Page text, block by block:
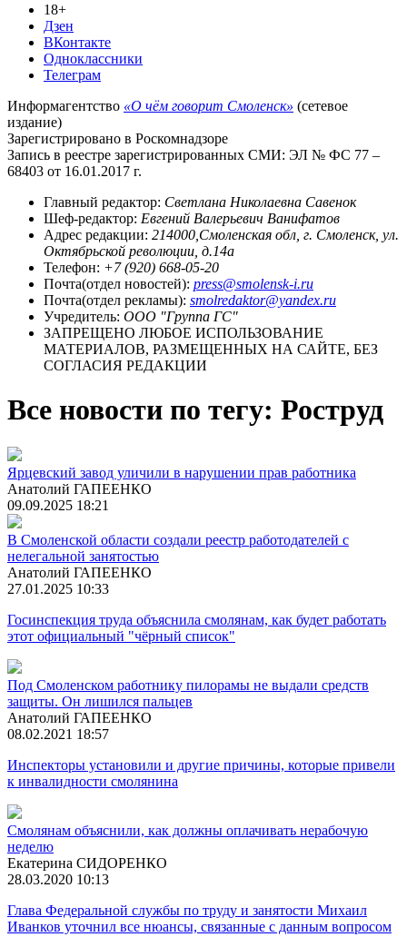
18+
Дзен
ВКонтакте
Одноклассники
Телеграм
Информагентство «О чём говорит Смоленск» (сетевое
издание)
Зарегистрировано в Роскомнадзоре
Запись в реестре зарегистрированных СМИ: ЭЛ № ФС 77 –
68403 от 16.01.2017 г.
Главный редактор: Светлана Николаевна Савенок
Шеф-редактор: Евгений Валерьевич Ванифатов
Адрес редакции: 214000,Смоленская обл, г. Смоленск, ул.
Октябрьской революции, д.14а
Телефон: +7 (920) 668-05-20
Почта(отдел новостей): press@smolensk-i.ru
Почта(отдел рекламы): smolredaktor@yandex.ru
Учредитель: ООО "Группа ГС"
ЗАПРЕЩЕНО ЛЮБОЕ ИСПОЛЬЗОВАНИЕ
МАТЕРИАЛОВ, РАЗМЕЩЕННЫХ НА САЙТЕ, БЕЗ
СОГЛАСИЯ РЕДАКЦИИ
Все новости по тегу: Роструд
Ярцевский завод уличили в нарушении прав работника
Анатолий ГАПЕЕНКО
09.09.2025 18:21
В Смоленской области создали реестр работодателей с
нелегальной занятостью
Анатолий ГАПЕЕНКО
27.01.2025 10:33
Госинспекция труда объяснила смолянам, как будет работать
этот официальный "чёрный список"
Под Смоленском работнику пилорамы не выдали средств
защиты. Он лишился пальцев
Анатолий ГАПЕЕНКО
08.02.2021 18:57
Инспекторы установили и другие причины, которые привели
к инвалидности смолянина
Смолянам объяснили, как должны оплачивать нерабочую
неделю
Екатерина СИДОРЕНКО
28.03.2020 10:13
Глава Федеральной службы по труду и занятости Михаил
Иванков уточнил все нюансы, связанные с данным вопросом